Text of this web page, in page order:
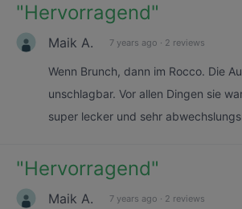
"Hervorragend"
Maik A. 7 years ago · 2 reviews
Wenn Brunch, dann im Rocco. Die
unschlagbar. Vor allen Dingen sie
super lecker und sehr
"Hervorragend"
Maik A. 7 years ago · 2 reviews